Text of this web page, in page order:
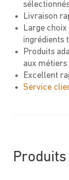
Livraison
Large choix
ingrédients
Produits
aux métiers
Excellent
Service